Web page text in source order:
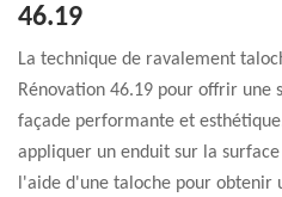
46.19
La technique de ravalement
Rénovation 46.19 pour offrir une
façade performante et
appliquer un enduit sur la
l'aide d'une taloche pour